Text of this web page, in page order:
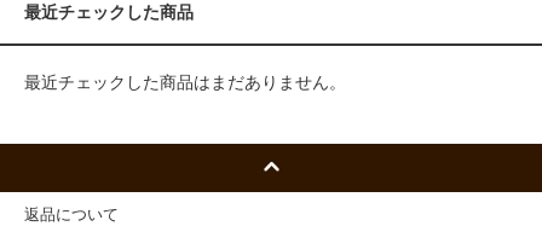
最近チェックした商品
最近チェックした商品はまだありません。
返品について